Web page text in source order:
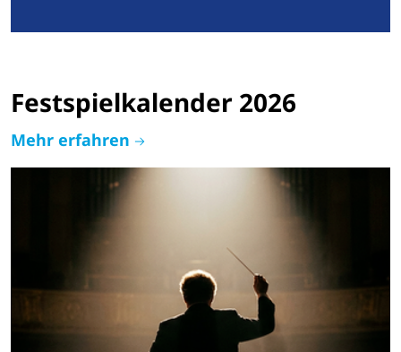
Festspielkalender 2026
Mehr erfahren